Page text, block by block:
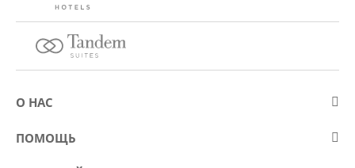
О НАС
О компании Eurostars Hotel Company
ПОМОЩЬ